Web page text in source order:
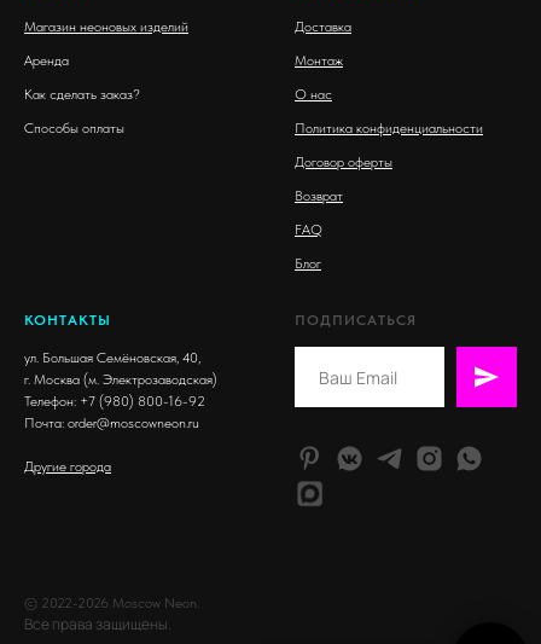
Магазин неоновых изделий
Аренда
Как сделать заказ?
Способы оплаты
Доставка
Монтаж
О нас
Политика конфиденциальности
Договор оферты
Возврат
FAQ
Блог
КОНТАКТЫ
ул. Большая Семёновская, 40,
г. Москва (м. Электрозаводская)
Телефон: +7 (980) 800-16-92
Почта: order@moscowneon.ru
Другие города
ПОДПИСАТЬСЯ
© 2022-2026 Moscow Neon.
Все права защищены.